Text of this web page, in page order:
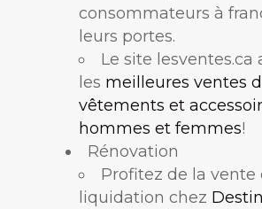
consommateurs à
leurs portes.
Le site lesventes.ca
les meilleures ventes
vêtements et
hommes et femmes!
Rénovation
Profitez de la vente
liquidation chez